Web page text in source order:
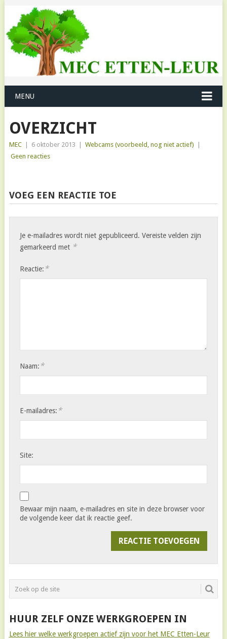
MENU
OVERZICHT
MEC 6 oktober 2013 Webcams (voorbeeld, nog niet actief)
Geen reacties
VOEG EEN REACTIE TOE
Je e-mailadres wordt niet gepubliceerd. Vereiste velden zijn
gemarkeerd met *
Reactie: *
Naam: *
E-mailadres: *
Site:
Bewaar mijn naam, e-mailadres en site in deze browser voor
de volgende keer dat ik reactie geef.
HUUR ZELF ONZE WERKGROEPEN IN
Lees hier welke werkgroepen actief zijn voor het MEC Etten-Leur